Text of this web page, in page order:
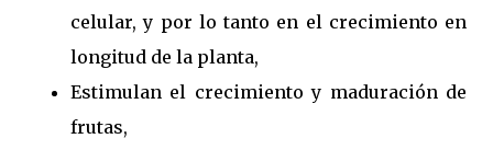
celular, y por lo tanto en el crecimiento en
longitud de la planta,
Estimulan el crecimiento y maduración de
frutas,